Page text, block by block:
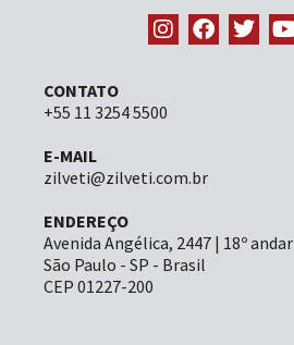
CONTATO
+55 11 3254 5500
E-MAIL
zilveti@zilveti.com.br
ENDEREÇO
Avenida Angélica, 2447 | 18º andar
São Paulo - SP - Brasil
CEP 01227-200